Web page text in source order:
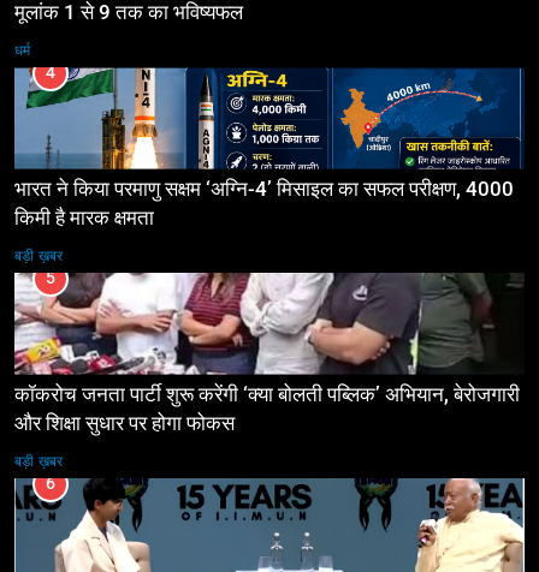
मूलांक 1 से 9 तक का भविष्यफल
धर्म
4
भारत ने किया परमाणु सक्षम ‘अग्नि-4’ मिसाइल का सफल परीक्षण, 4000
किमी है मारक क्षमता
बड़ी ख़बर
5
कॉकरोच जनता पार्टी शुरू करेंगी ‘क्या बोलती पब्लिक’ अभियान, बेरोजगारी
और शिक्षा सुधार पर होगा फोकस
बड़ी ख़बर
6